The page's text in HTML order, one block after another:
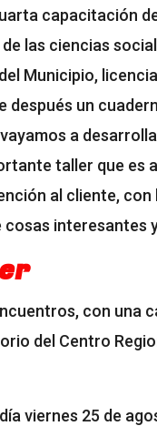
capacitación
las ciencias
Municipio,
después un
a
taller que es
al cliente, con
interesantes
con una
del Centro
viernes 25 de